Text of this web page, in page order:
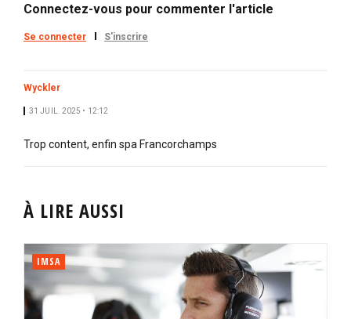
Connectez-vous pour commenter l'article
Se connecter S'inscrire
Wyckler
31 JUIL. 2025 • 12:12
Trop content, enfin spa Francorchamps
À LIRE AUSSI
IMSA